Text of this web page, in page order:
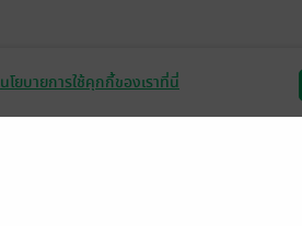
สมัครขายอีบุ๊ก
นโยบายการใช้คุกกี้ของเราที่นี่